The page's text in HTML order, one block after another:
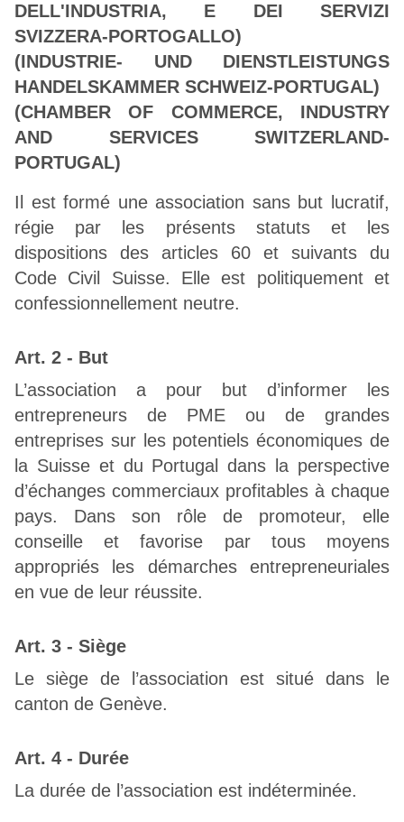
DELL'INDUSTRIA, E DEI SERVIZI
SVIZZERA-PORTOGALLO)
(INDUSTRIE- UND DIENSTLEISTUNGS
HANDELSKAMMER SCHWEIZ-PORTUGAL)
(CHAMBER OF COMMERCE, INDUSTRY
AND SERVICES SWITZERLAND-
PORTUGAL)
Il est formé une association sans but lucratif,
régie par les présents statuts et les
dispositions des articles 60 et suivants du
Code Civil Suisse. Elle est politiquement et
confessionnellement neutre.
Art. 2 - But
L’association a pour but d’informer les
entrepreneurs de PME ou de grandes
entreprises sur les potentiels économiques de
la Suisse et du Portugal dans la perspective
d’échanges commerciaux profitables à chaque
pays. Dans son rôle de promoteur, elle
conseille et favorise par tous moyens
appropriés les démarches entrepreneuriales
en vue de leur réussite.
Art. 3 - Siège
Le siège de l’association est situé dans le
canton de Genève.
Art. 4 - Durée
La durée de l’association est indéterminée.